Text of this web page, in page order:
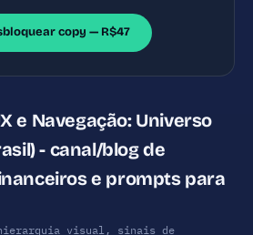
a newsletter').
copy — R$47
e Navegação: Universo
- canal/blog de
e prompts para
visual, sinais de